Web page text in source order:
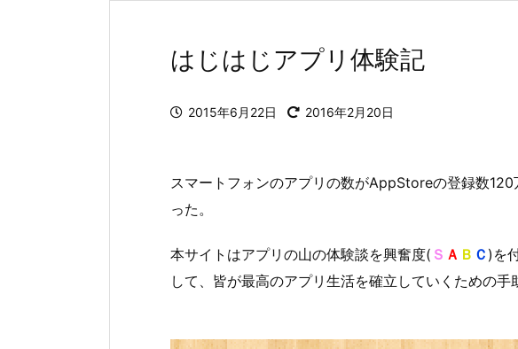
はじはじアプリ体験記
2015年6月22日 2016年2月20日
スマートフォンのアプリの数がAppStoreの登録数
った。
本サイトはアプリの山の体験談を興奮度( Ｓ Ａ Ｂ Ｃ )を
して、皆が最高のアプリ生活を確立していくための手